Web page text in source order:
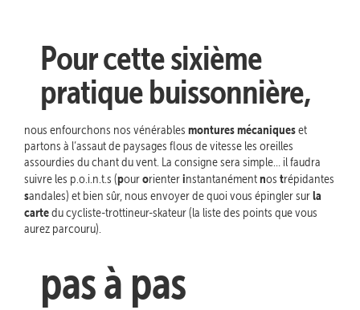
Pour cette sixième
pratique buissonnière,
nous enfourchons nos vénérables montures mécaniqueset
partons à l’assaut de paysages flous de vitesse les oreilles
assourdies du chant du vent. La consigne sera simple… il faudra
suivre les p.o.i.n.t.s (pourorienterinstantanémentnos trépidantes
sandales) et bien sûr, nous envoyer de quoi vous épingler surla
cartedu cycliste-trottineur-skateur (la liste des points que vous
aurez parcouru).
pas à pas